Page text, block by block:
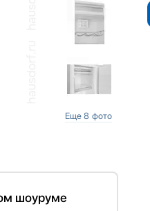
Еще 8 фото
шоуруме